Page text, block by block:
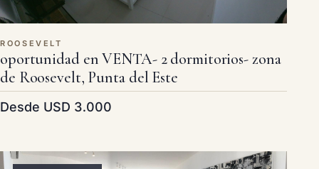
ROOSEVELT
oportunidad en VENTA- 2 dormitorios- zona
de Roosevelt, Punta del Este
Desde USD 3.000